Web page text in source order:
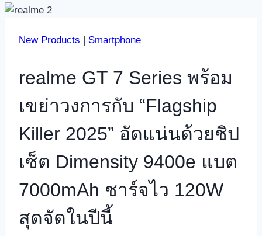
New Products | Smartphone
realme GT 7 Series พร้อม
เขย่าวงการกับ “Flagship
Killer 2025” อัดแน่นด้วยชิป
เซ็ต Dimensity 9400e แบต
7000mAh ชาร์จไว 120W
สุดจัดในปีนี้